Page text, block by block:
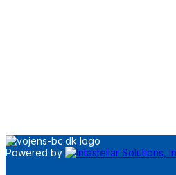
Powered by